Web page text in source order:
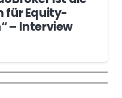
Equity-
– Interview